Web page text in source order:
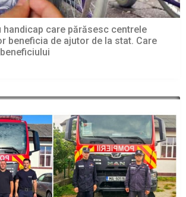
handicap care părăsesc centrele
beneficia de ajutor de la stat. Care